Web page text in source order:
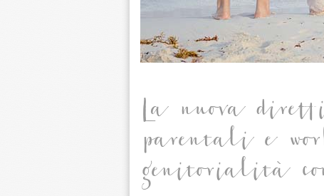
La nuova
parentali e
genitorialità